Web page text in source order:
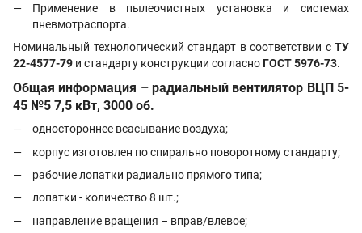
Применение в пылеочистных установка и системах
пневмотраспорта.
Номинальный технологический стандарт в соответствии с ТУ
22-4577-79 и стандарту конструкции согласно ГОСТ 5976-73.
Общая информация – радиальный вентилятор ВЦП 5-
45 №5 7,5 кВт, 3000 об.
одностороннее всасывание воздуха;
корпус изготовлен по спирально поворотному стандарту;
рабочие лопатки радиально прямого типа;
лопатки - количество 8 шт.;
направление вращения – вправ/влевое;